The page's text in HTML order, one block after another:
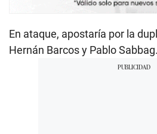
En ataque, apostaría por la
Hernán Barcos y Pablo Sabbag.